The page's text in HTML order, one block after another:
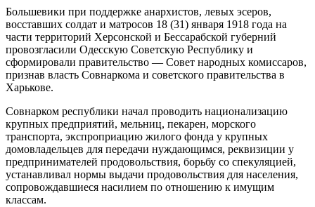
Большевики при поддержке анархистов, левых эсеров,
восставших солдат и матросов 18 (31) января 1918 года на
части территорий Херсонской и Бессарабской губерний
провозгласили Одесскую Советскую Республику и
сформировали правительство — Совет народных комиссаров,
признав власть Совнаркома и советского правительства в
Харькове.
Совнарком республики начал проводить национализацию
крупных предприятий, мельниц, пекарен, морского
транспорта, экспроприацию жилого фонда у крупных
домовладельцев для передачи нуждающимся, реквизиции у
предпринимателей продовольствия, борьбу со спекуляцией,
устанавливал нормы выдачи продовольствия для населения,
сопровождавшиеся насилием по отношению к имущим
классам.